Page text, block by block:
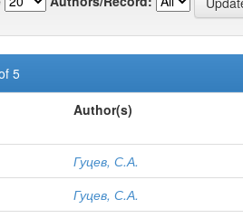
5
Author(s)
Гуцев, С.А.
Гуцев, С.А.